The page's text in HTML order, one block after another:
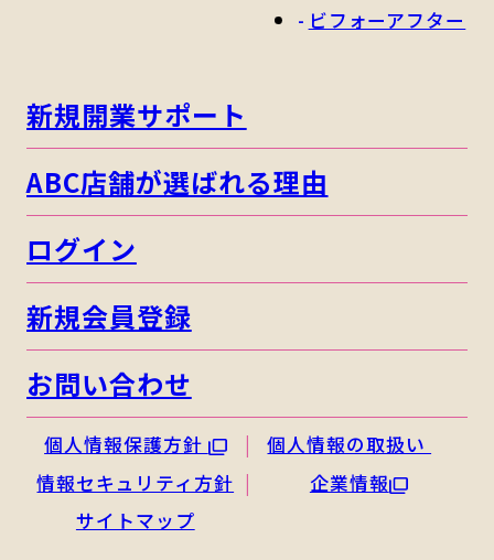
ビフォーアフター
新規開業サポート
ABC店舗が選ばれる理由
ログイン
新規会員登録
お問い合わせ
個人情報保護方針
個人情報の取扱い
情報セキュリティ方針
企業情報
サイトマップ